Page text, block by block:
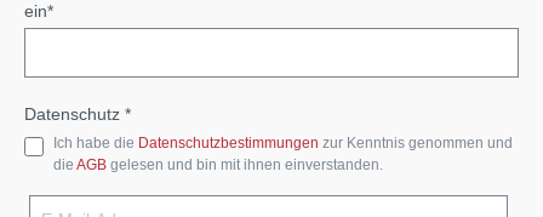
ein*
Datenschutz *
Ich habe die Datenschutzbestimmungen zur Kenntnis genommen und
die AGB gelesen und bin mit ihnen einverstanden.